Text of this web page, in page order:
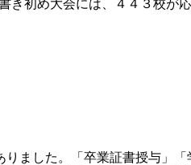
初め大会には、４４３校が
ました。「卒業証書授与」